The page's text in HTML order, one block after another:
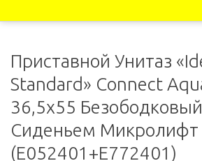
Приставной Унитаз
Standard» Connect
36,5x55
Сиденьем Микролифт
(E052401+E772401)